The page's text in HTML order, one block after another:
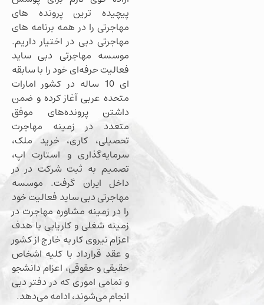
پیچیده ترین پرونده های
مهاجرتی را در همه برنامه های
مهاجرتی دبی در اختیار داریم.
موسسه مهاجرتی دبی ساید
فعالیت حرفه‌ای خود را با سابقه
ای 10 ساله در کشور امارات
متحده عربی آغاز کرده و ضمن
داشتن پرونده‌های موفق
متعدد در زمینه مهاجرت
تحصیلی، کاری، خرید ملک،
سرمایه‌گذاری و استارت اپ،
تصمیم به ثبت شرکت در در
داخل ایران گرفت. موسسه
مهاجرتی دبی ساید فعالیت خود
را در زمینه مشاوره مهاجرت در
زمینه شغلی و کاریابی با هدف
اعزام نیروی کار به خارج از کشور
و عقد قرارداد با کلیه اشخاص
حقیقی و حقوقی، اعزام دانشجو
و تمامی اموری که در دفتر دبی
انجام می‌شوند، ادامه می‌دهد.